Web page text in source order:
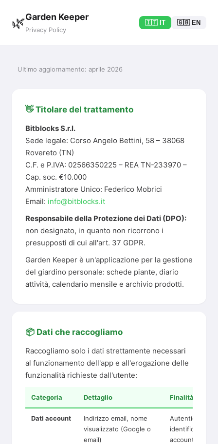
🌿Garden Keeper
Privacy Policy
🇮🇹 IT 🇬🇧 EN
Ultimo aggiornamento: aprile 2026
👋 Titolare del trattamento
Bitblocks S.r.l.
Sede legale: Corso Angelo Bettini, 58 – 38068
Rovereto (TN)
C.F. e P.IVA: 02566350225 – REA TN-233970 –
Cap. soc. €10.000
Amministratore Unico: Federico Mobrici
Email: info@bitblocks.it
Responsabile della Protezione dei Dati (DPO):
non designato, in quanto non ricorrono i
presupposti di cui all'art. 37 GDPR.
Garden Keeper è un'applicazione per la gestione
del giardino personale: schede piante, diario
attività, calendario mensile e archivio prodotti.
📦 Dati che raccogliamo
Raccogliamo solo i dati strettamente necessari
al funzionamento dell'app e all'erogazione delle
funzionalità richieste dall'utente:
Categoria Dettaglio Finalità
Dati account
Indirizzo email, nome
visualizzato (Google o
email)
Autenticazione,
identificazione
account